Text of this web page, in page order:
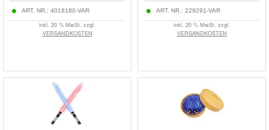
ART. NR.: 4018180-VAR
inkl. 20 % MwSt. zzgl.
VERSANDKOSTEN
ART. NR.: 229291-VAR
inkl. 20 % MwSt. zzgl.
VERSANDKOSTEN